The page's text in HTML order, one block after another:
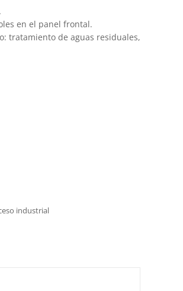
en el panel frontal.
tratamiento de aguas residuales,
industrial